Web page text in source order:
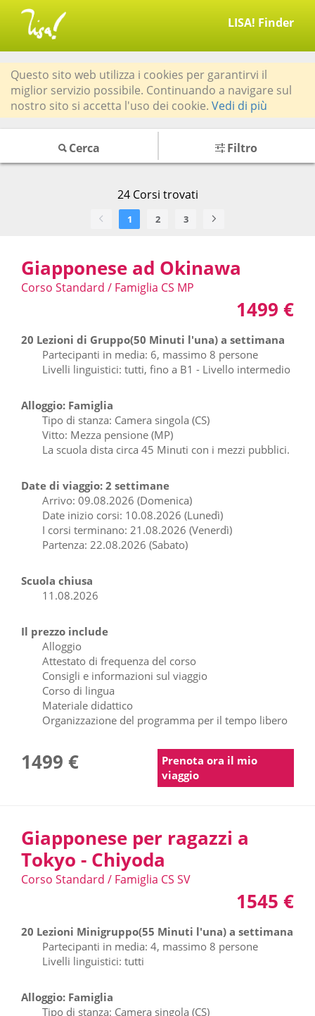
LISA! Finder
Questo sito web utilizza i cookies per garantirvi il
miglior servizio possibile. Continuando a navigare sul
nostro sito si accetta l'uso dei cookie. Vedi di più
Cerca Filtro
24Corsi trovati
1 2 3
Giapponese ad Okinawa
Corso Standard / Famiglia CS MP
1499 €
20 Lezioni di Gruppo(50 Minuti l'una) a settimana
Partecipanti in media: 6, massimo 8 persone
Livelli linguistici: tutti, fino a B1 - Livello intermedio
Alloggio: Famiglia
Tipo di stanza: Camera singola (CS)
Vitto: Mezza pensione (MP)
La scuola dista circa 45 Minuti con i mezzi pubblici.
Date di viaggio: 2 settimane
Arrivo: 09.08.2026 (Domenica)
Date inizio corsi: 10.08.2026 (Lunedì)
I corsi terminano: 21.08.2026 (Venerdì)
Partenza: 22.08.2026 (Sabato)
Scuola chiusa
11.08.2026
Il prezzo include
Alloggio
Attestato di frequenza del corso
Consigli e informazioni sul viaggio
Corso di lingua
Materiale didattico
Organizzazione del programma per il tempo libero
1499 €
Prenota ora il mio
viaggio
Giapponese per ragazzi a
Tokyo - Chiyoda
Corso Standard / Famiglia CS SV
1545 €
20 Lezioni Minigruppo(55 Minuti l'una) a settimana
Partecipanti in media: 4, massimo 8 persone
Livelli linguistici: tutti
Alloggio: Famiglia
Tipo di stanza: Camera singola (CS)